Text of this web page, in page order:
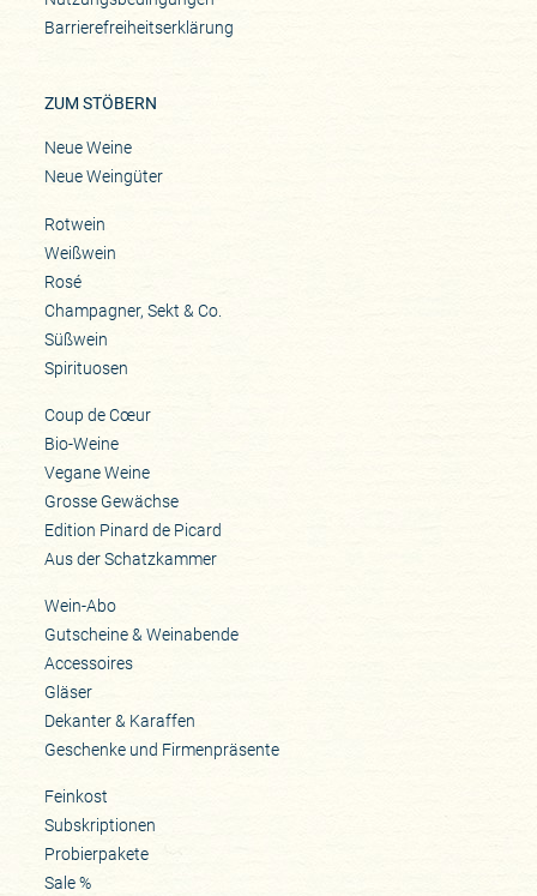
Barrierefreiheitserklärung
ZUM STÖBERN
Neue Weine
Neue Weingüter
Rotwein
Weißwein
Rosé
Champagner, Sekt & Co.
Süßwein
Spirituosen
Coup de Cœur
Bio-Weine
Vegane Weine
Grosse Gewächse
Edition Pinard de Picard
Aus der Schatzkammer
Wein-Abo
Gutscheine & Weinabende
Accessoires
Gläser
Dekanter & Karaffen
Geschenke und Firmenpräsente
Feinkost
Subskriptionen
Probierpakete
Sale %